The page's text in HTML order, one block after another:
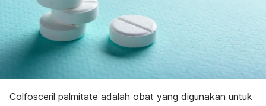
Colfosceril palmitate adalah obat yang digunakan untuk